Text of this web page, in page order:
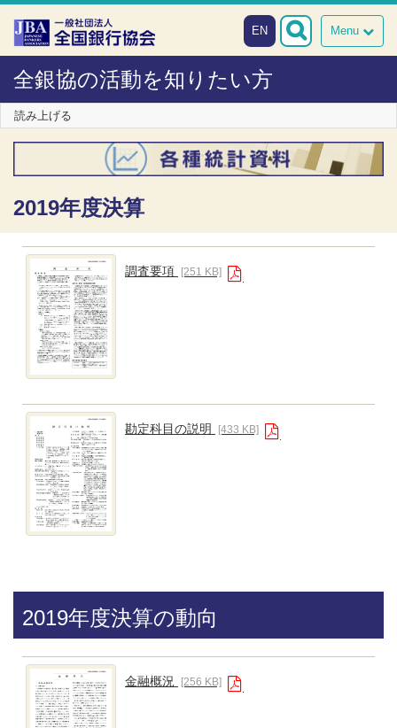
本文へスキップ
障がい者向け相談窓口
Menu
EN
全銀協の活動を知りたい方
読み上げる
2019年度決算
調査要項 [251 KB]
勘定科目の説明 [433 KB]
2019年度決算の動向
金融概況 [256 KB]